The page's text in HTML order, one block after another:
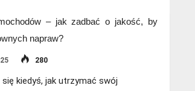
– jak zadbać o jakość, by
napraw?
280
się kiedyś, jak utrzymać swój